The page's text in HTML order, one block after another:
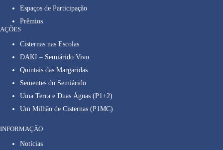
Espaços de Participação
Prêmios
AÇÕES
Cisternas nas Escolas
DAKI – Semiárido Vivo
Quintais das Margaridas
Sementes do Semiárido
Uma Terra e Duas Águas (P1+2)
Um Milhão de Cisternas (P1MC)
INFORMAÇÃO
Notícias